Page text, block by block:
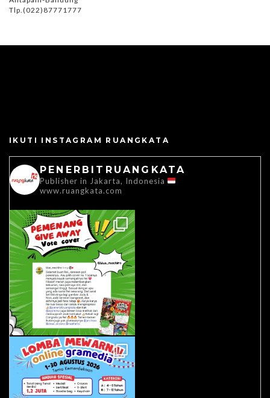
Tlp.(022)87771777
IKUTI INSTAGRAM RUANGKATA
PENERBITRUANGKATA
Publisher in Jakarta, Indonesia
www.ruangkata.com